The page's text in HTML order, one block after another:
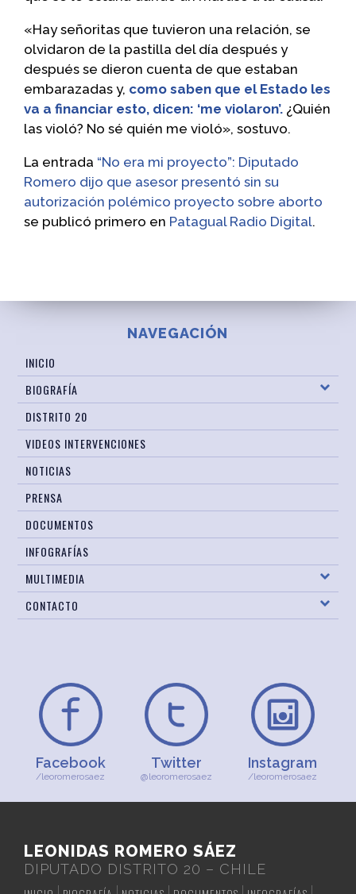
«Hay señoritas que tuvieron una relación, se
olvidaron de la pastilla del día después y
después se dieron cuenta de que estaban
embarazadas y, como saben que el Estado les
va a financiar esto, dicen: ‘me violaron’. ¿Quién
las violó? No sé quién me violó», sostuvo.
La entrada “No era mi proyecto”: Diputado
Romero dijo que asesor presentó sin su
autorización polémico proyecto sobre aborto
se publicó primero en Patagual Radio Digital.
NAVEGACIÓN
INICIO
BIOGRAFÍA
DISTRITO 20
VIDEOS INTERVENCIONES
NOTICIAS
PRENSA
DOCUMENTOS
INFOGRAFÍAS
MULTIMEDIA
CONTACTO
Facebook
/leoromerosaez
Twitter
@leoromerosaez
Instagram
/leoromerosaez
LEONIDAS ROMERO SÁEZ
DIPUTADO DISTRITO 20 – CHILE